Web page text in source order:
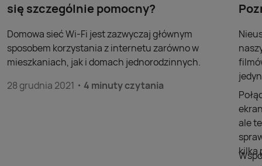
się szczególnie pomocny?
Domowa sieć Wi-Fi jest zazwyczaj głównym
sposobem korzystania z internetu zarówno w
mieszkaniach, jak i domach jednorodzinnych.
28 grudnia 2021
4 minuty czytania
ale
kilka